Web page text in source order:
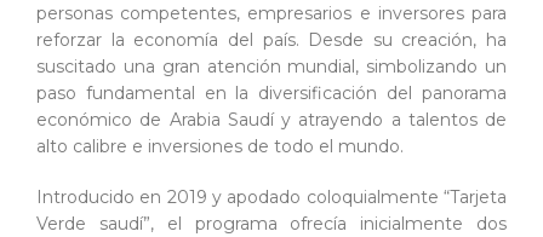
personas competentes, empresarios e inversores para
reforzar la economía del país. Desde su creación, ha
suscitado una gran atención mundial, simbolizando un
paso fundamental en la diversificación del panorama
económico de Arabia Saudí y atrayendo a talentos de
alto calibre e inversiones de todo el mundo.
Introducido en 2019 y apodado coloquialmente “Tarjeta
Verde saudí”, el programa ofrecía inicialmente dos